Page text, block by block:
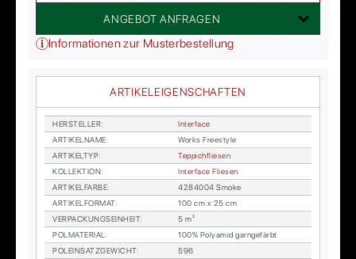
ANGEBOT ANFRAGEN
Informationen zur Musterbestellung
ARTIKELEIGENSCHAFTEN
HER­STEL­LER:
In­ter­face
AR­TI­KEL­NA­ME:
Works Free­style
AR­TI­KEL­TYP:
Tep­pich­flie­sen
KOL­LEK­TI­ON:
In­ter­face Flie­sen
AR­TI­KEL­FAR­BE:
4284004 Smo­ke
AR­TI­KEL­FOR­MAT:
100 cm x 25 cm
VER­PA­CKUNGS­EIN­HEIT:
5 m²
POL­MA­TE­RI­AL:
100% Po­ly­amid garn­ge­färbt
POL­EIN­SATZ­GE­WICHT:
596